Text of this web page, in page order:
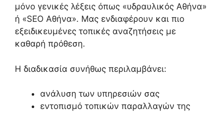
μόνο γενικές λέξεις όπως «υδραυλικός Αθήνα»
ή «SEO Αθήνα». Μας ενδιαφέρουν και πιο
εξειδικευμένες τοπικές αναζητήσεις με
καθαρή πρόθεση.
Η διαδικασία συνήθως περιλαμβάνει:
ανάλυση των υπηρεσιών σας
εντοπισμό τοπικών παραλλαγών της